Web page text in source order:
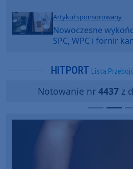
Artykuł sponsorowany
Nowoczesne
SPC, WPC i fornir
HITPORT Lista
Notowanie nr 4437z